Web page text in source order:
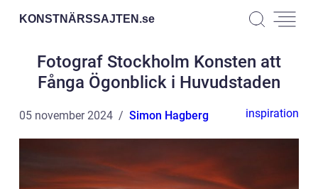
KONSTNÄRSSAJTEN.se
Fotograf Stockholm Konsten att
Fånga Ögonblick i Huvudstaden
05 november 2024 Simon Hagberg inspiration